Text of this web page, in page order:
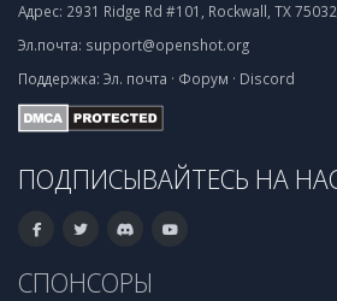
Адрес: 2931 Ridge Rd #101, Rockwall, TX
Эл.почта: support@openshot.org
Поддержка: Эл. почта · Форум · Discord
ПОДПИСЫВАЙТЕСЬ НА
СПОНСОРЫ